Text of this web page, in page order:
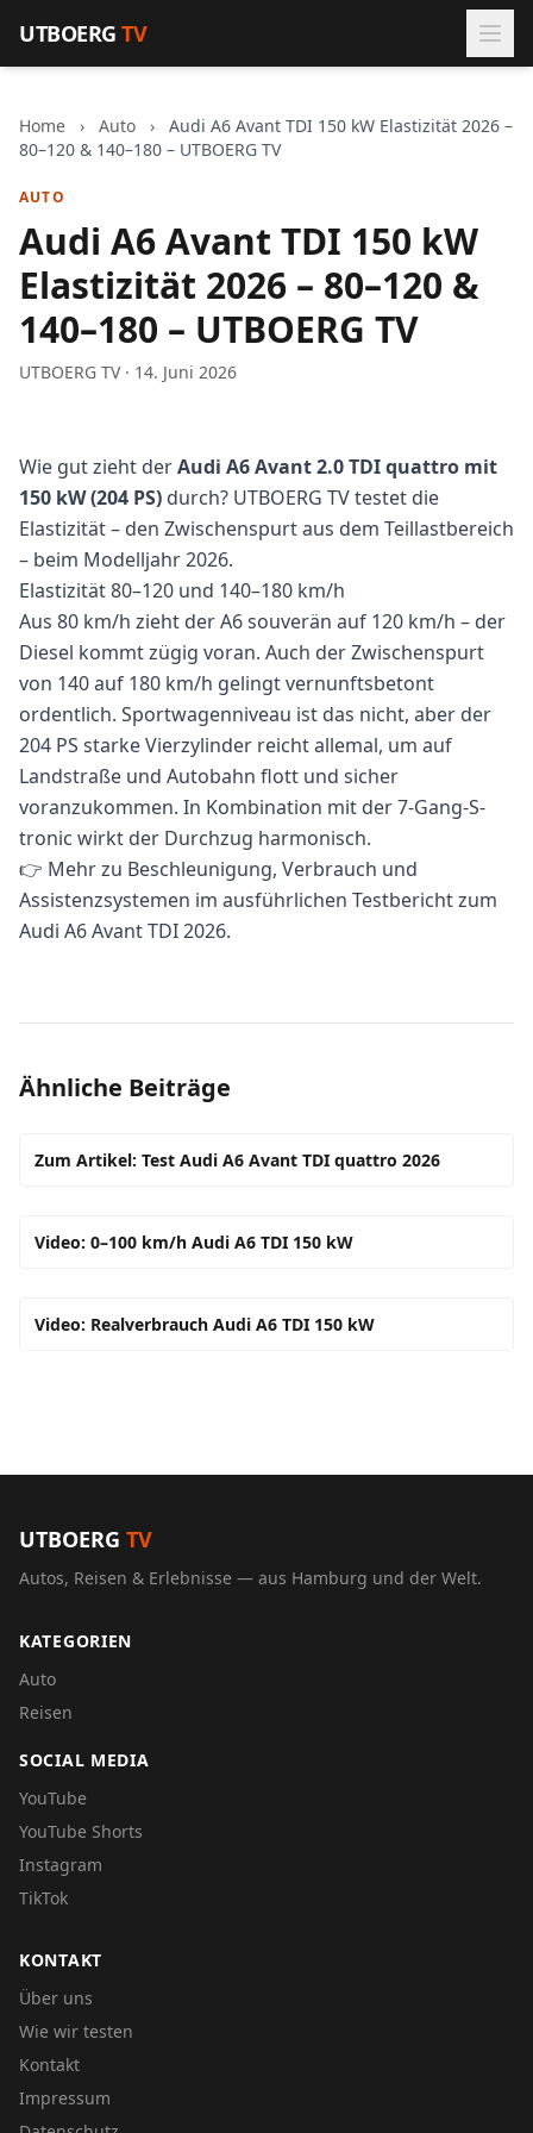
UTBOERGTV
Home › Auto ›
Audi A6 Avant TDI 150 kW Elastizität 2026 –
80–120 & 140–180 – UTBOERG TV
AUTO
Audi A6 Avant TDI 150 kW
Elastizität 2026 – 80–120 &
140–180 – UTBOERG TV
UTBOERG TV · 14. Juni 2026
Wie gut zieht derAudi A6 Avant 2.0 TDI quattro mit
150 kW (204 PS) durch? UTBOERG TV testet die
Elastizität – den Zwischenspurt aus dem Teillastbereich
– beim Modelljahr 2026.
Elastizität 80–120 und 140–180 km/h
Aus 80 km/h zieht der A6 souverän auf 120 km/h – der
Diesel kommt zügig voran. Auch der Zwischenspurt
von 140 auf 180 km/h gelingt vernunftsbetont
ordentlich. Sportwagenniveau ist das nicht, aber der
204 PS starke Vierzylinder reicht allemal, um auf
Landstraße und Autobahn flott und sicher
voranzukommen. In Kombination mit der 7-Gang-S-
tronic wirkt der Durchzug harmonisch.
👉 Mehr zu Beschleunigung, Verbrauch und
Assistenzsystemen im ausführlichen Testbericht zum
Audi A6 Avant TDI 2026.
Ähnliche Beiträge
Zum Artikel: Test Audi A6 Avant TDI quattro 2026
Video: 0–100 km/h Audi A6 TDI 150 kW
Video: Realverbrauch Audi A6 TDI 150 kW
UTBOERG TV
Autos, Reisen & Erlebnisse — aus Hamburg und der Welt.
KATEGORIEN
Auto
Reisen
SOCIAL MEDIA
YouTube
YouTube Shorts
Instagram
TikTok
KONTAKT
Über uns
Wie wir testen
Kontakt
Impressum